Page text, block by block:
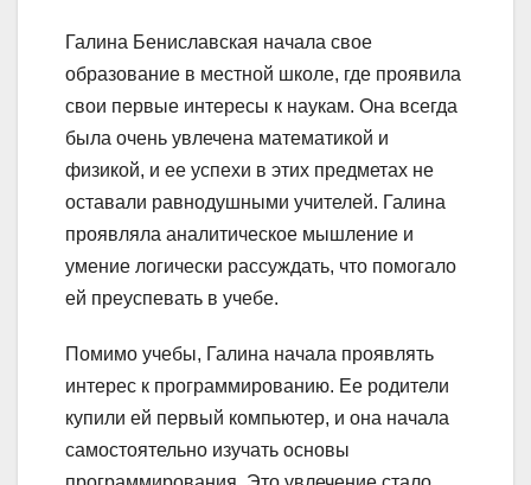
Галина Бениславская начала свое
образование в местной школе, где проявила
свои первые интересы к наукам. Она всегда
была очень увлечена математикой и
физикой, и ее успехи в этих предметах не
оставали равнодушными учителей. Галина
проявляла аналитическое мышление и
умение логически рассуждать, что помогало
ей преуспевать в учебе.
Помимо учебы, Галина начала проявлять
интерес к программированию. Ее родители
купили ей первый компьютер, и она начала
самостоятельно изучать основы